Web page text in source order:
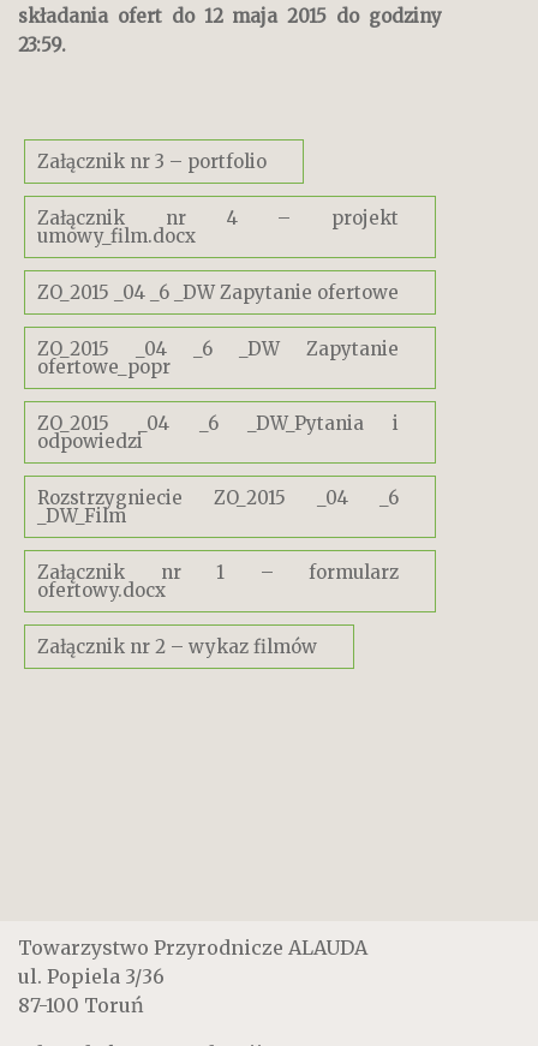
składania ofert do 12 maja 2015 do godziny
23:59.
Załącznik nr 3 – portfolio
Załącznik nr 4 – projekt
umowy_film.docx
ZO_2015 _04 _6 _DW Zapytanie ofertowe
ZO_2015 _04 _6 _DW Zapytanie
ofertowe_popr
ZO_2015 _04 _6 _DW_Pytania i
odpowiedzi
Rozstrzygniecie ZO_2015 _04 _6
_DW_Film
Załącznik nr 1 – formularz
ofertowy.docx
Załącznik nr 2 – wykaz filmów
Towarzystwo Przyrodnicze ALAUDA
ul. Popiela 3/36
87-100 Toruń